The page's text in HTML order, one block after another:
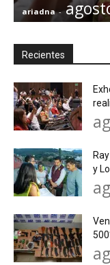
ariadna -
Recientes
y